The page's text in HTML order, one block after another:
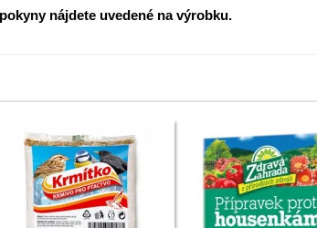
nájdete uvedené na výrobku.